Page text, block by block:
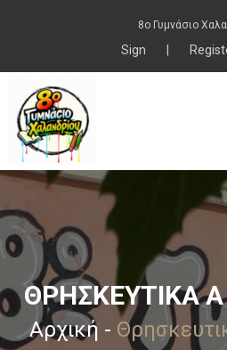
8ο Γυμνάσιο
Sign
ΘΡΗΣΚΕΥΤΙΚΆ
Αρχική -